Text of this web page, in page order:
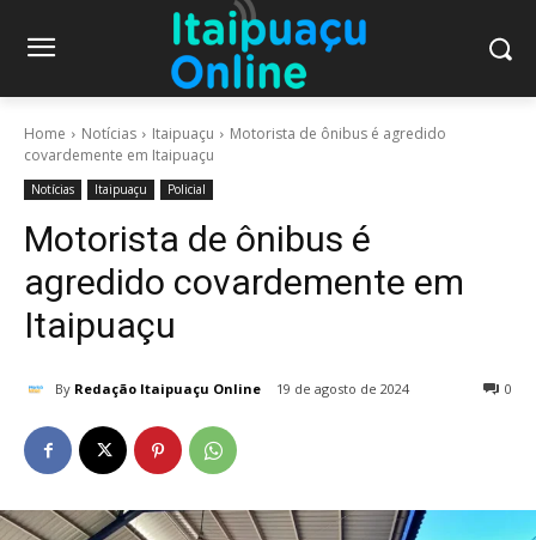
Home Notícias Itaipuaçu
Motorista de ônibus é agredido
covardemente em Itaipuaçu
Notícias Itaipuaçu Policial
Motorista de ônibus é
agredido covardemente em
Itaipuaçu
By Redação Itaipuaçu Online 19 de agosto de 2024 0